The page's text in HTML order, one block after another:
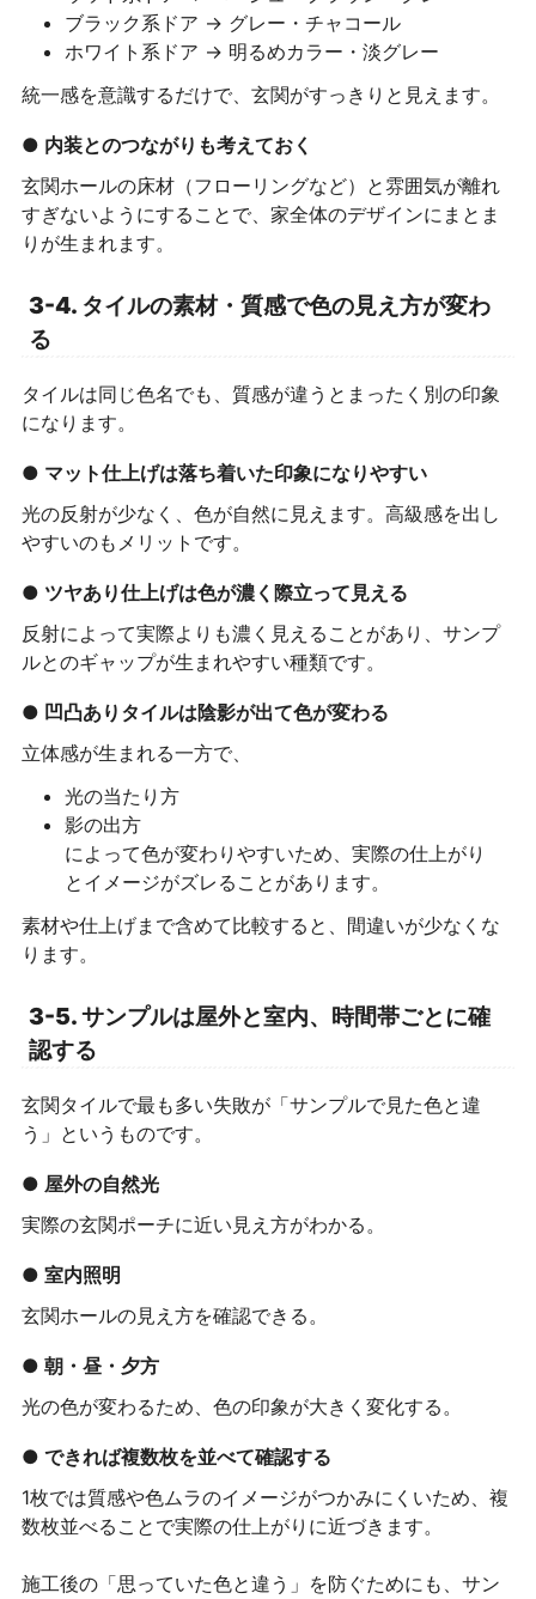
ブラック系ドア → グレー・チャコール
ホワイト系ドア → 明るめカラー・淡グレー
統一感を意識するだけで、玄関がすっきりと見えます。
● 内装とのつながりも考えておく
玄関ホールの床材（フローリングなど）と雰囲気が離れ
すぎないようにすることで、家全体のデザインにまとま
りが生まれます。
3-4. タイルの素材・質感で色の見え方が変わ
る
タイルは同じ色名でも、質感が違うとまったく別の印象
になります。
● マット仕上げは落ち着いた印象になりやすい
光の反射が少なく、色が自然に見えます。高級感を出し
やすいのもメリットです。
● ツヤあり仕上げは色が濃く際立って見える
反射によって実際よりも濃く見えることがあり、サンプ
ルとのギャップが生まれやすい種類です。
● 凹凸ありタイルは陰影が出て色が変わる
立体感が生まれる一方で、
光の当たり方
影の出方
によって色が変わりやすいため、実際の仕上がり
とイメージがズレることがあります。
素材や仕上げまで含めて比較すると、間違いが少なくな
ります。
3-5. サンプルは屋外と室内、時間帯ごとに確
認する
玄関タイルで最も多い失敗が「サンプルで見た色と違
う」というものです。
● 屋外の自然光
実際の玄関ポーチに近い見え方がわかる。
● 室内照明
玄関ホールの見え方を確認できる。
● 朝・昼・夕方
光の色が変わるため、色の印象が大きく変化する。
● できれば複数枚を並べて確認する
1枚では質感や色ムラのイメージがつかみにくいため、複
数枚並べることで実際の仕上がりに近づきます。
施工後の「思っていた色と違う」を防ぐためにも、サン